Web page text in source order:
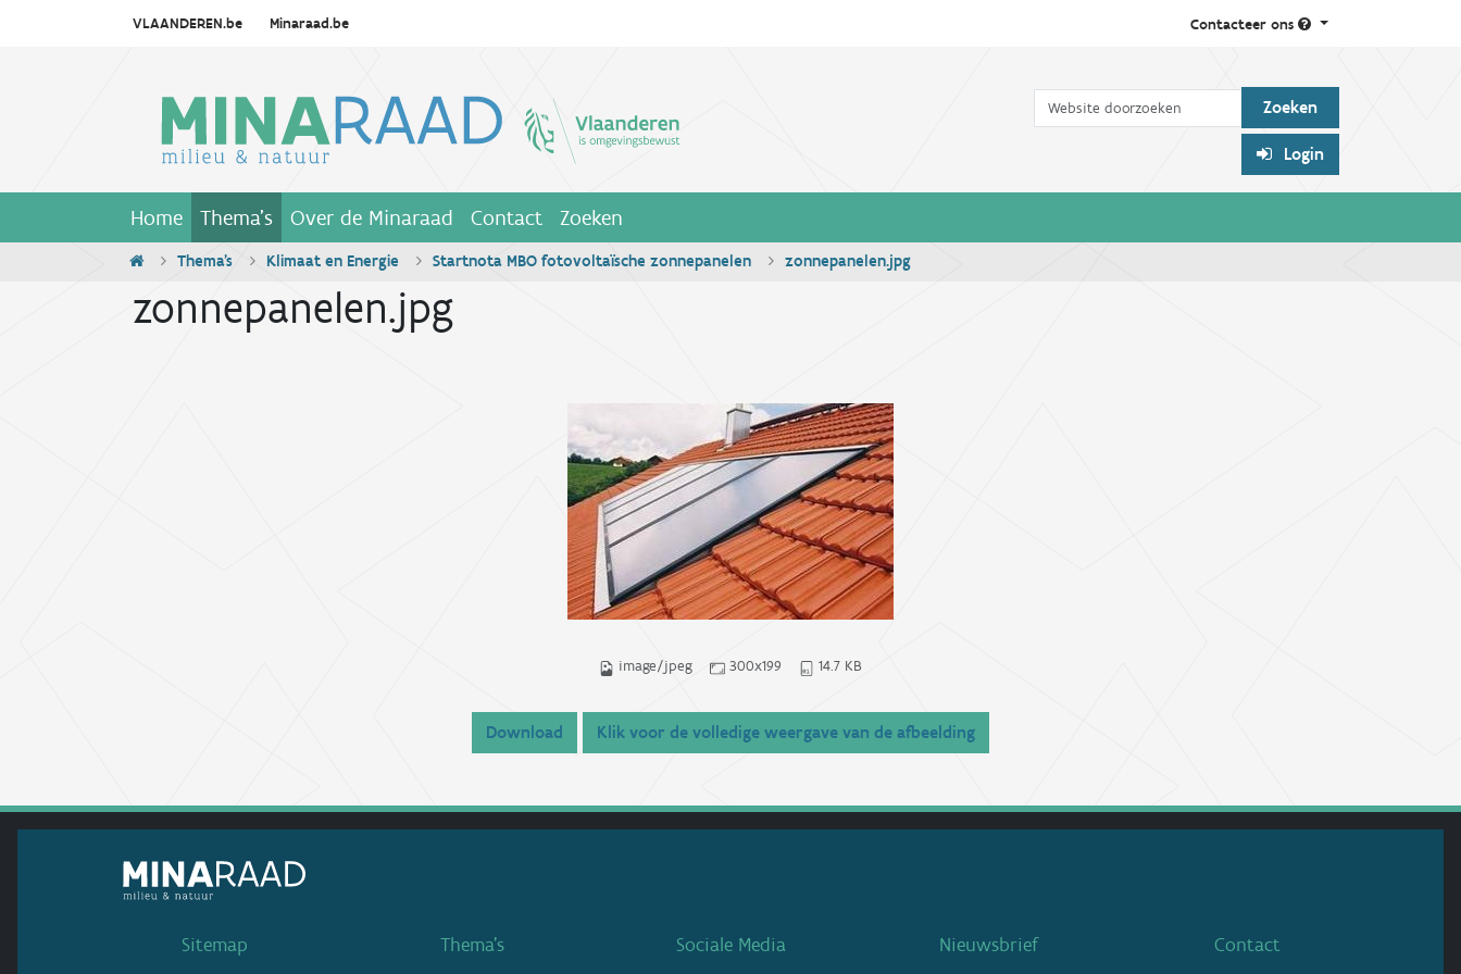
VLAANDEREN.be Minaraad.be Contacteer ons
Zoek
Login
Home Thema's Over de Minaraad Contact Zoeken
Thema's Klimaat en Energie Startnota MBO fotovoltaïsche zonnepanelen zonnepanelen.jpg
zonnepanelen.jpg
image/jpeg 300x199 14.7 KB
Download Klik voor de volledige weergave van de afbeelding
Sitemap Thema’s Sociale Media Nieuwsbrief Contact